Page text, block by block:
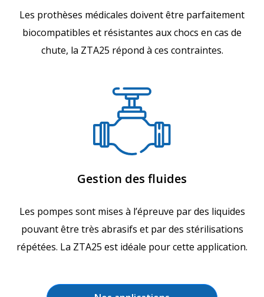
Les prothèses médicales doivent être parfaitement
biocompatibles et résistantes aux chocs en cas de
chute, la ZTA25 répond à ces contraintes.
Gestion des fluides
Les pompes sont mises à l’épreuve par des liquides
pouvant être très abrasifs et par des stérilisations
répétées. La ZTA25 est idéale pour cette application.